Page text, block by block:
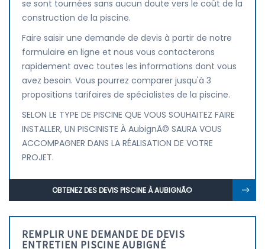
se sont tournées sans aucun doute vers le coût de la
construction de la piscine.
Faire saisir une demande de devis à partir de notre
formulaire en ligne et nous vous contacterons
rapidement avec toutes les informations dont vous
avez besoin. Vous pourrez comparer jusqu'à 3
propositions tarifaires de spécialistes de la piscine.
SELON LE TYPE DE PISCINE QUE VOUS SOUHAITEZ FAIRE
INSTALLER, UN PISCINISTE À AubignÃ© SAURA VOUS
ACCOMPAGNER DANS LA RÉALISATION DE VOTRE
PROJET.
OBTENEZ DES DEVIS PISCINE À AUBIGNÃ©
REMPLIR UNE DEMANDE DE DEVIS
ENTRETIEN PISCINE AUBIGNÉ